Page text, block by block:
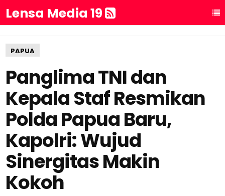
Lensa Media 19
PAPUA
Panglima TNI dan
Kepala Staf Resmikan
Polda Papua Baru,
Kapolri: Wujud
Sinergitas Makin
Kokoh